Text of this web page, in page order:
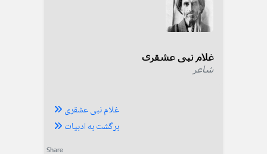
غلام نبی عشقری
شاعر
غلام نبی عشقری
برگشت به ادبیات
Share